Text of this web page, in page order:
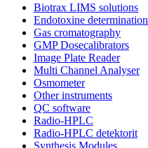
Biotrax LIMS solutions
Endotoxine determination
Gas cromatography
GMP Dosecalibrators
Image Plate Reader
Multi Channel Analyser
Osmometer
Other instruments
QC software
Radio-HPLC
Radio-HPLC detektorit
Synthesis Modules